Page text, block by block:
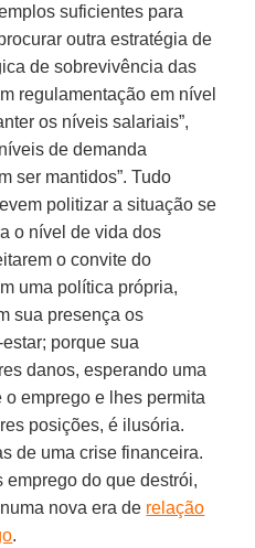
suficientes para
outra estratégia de
de sobrevivência das
regulamentação em nível
os níveis salariais”,
de demanda
ser mantidos”. Tudo
politizar a situação se
o nível de vida dos
o convite do
uma política própria,
sua presença os
porque sua
danos, esperando uma
emprego e lhes permita
posições, é ilusória.
de uma crise financeira.
emprego do que destrói,
nova era de relação
.